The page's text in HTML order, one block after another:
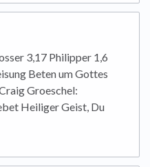
3,17 Philipper 1,6
Beten um Gottes
Groeschel:
Heiliger Geist, Du